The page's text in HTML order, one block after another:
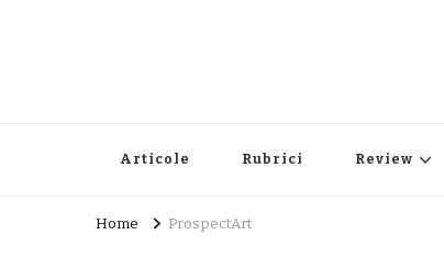
Articole Rubrici Review
Home ProspectArt